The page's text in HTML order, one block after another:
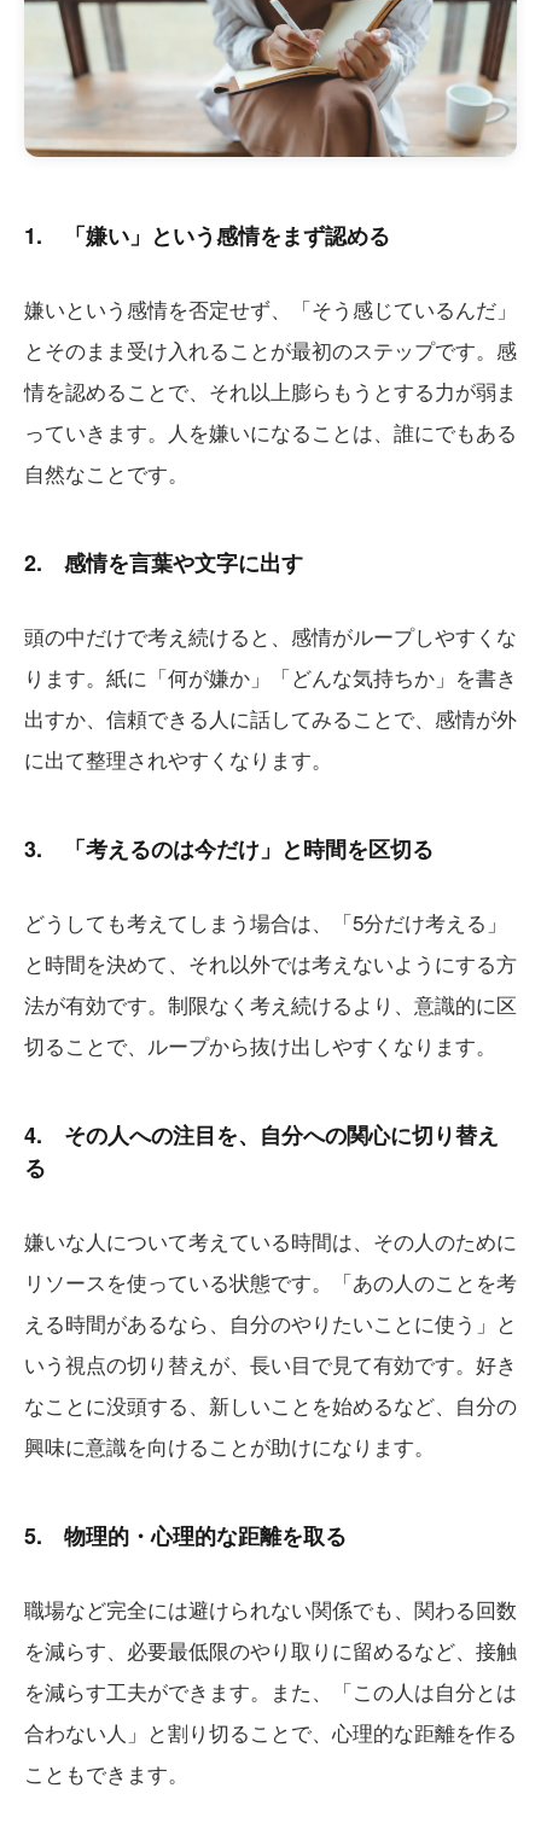
1. 「嫌い」という感情をまず認める
嫌いという感情を否定せず、「そう感じているんだ」
とそのまま受け入れることが最初のステップです。感
情を認めることで、それ以上膨らもうとする力が弱ま
っていきます。人を嫌いになることは、誰にでもある
自然なことです。
2. 感情を言葉や文字に出す
頭の中だけで考え続けると、感情がループしやすくな
ります。紙に「何が嫌か」「どんな気持ちか」を書き
出すか、信頼できる人に話してみることで、感情が外
に出て整理されやすくなります。
3. 「考えるのは今だけ」と時間を区切る
どうしても考えてしまう場合は、「5分だけ考える」
と時間を決めて、それ以外では考えないようにする方
法が有効です。制限なく考え続けるより、意識的に区
切ることで、ループから抜け出しやすくなります。
4. その人への注目を、自分への関心に切り替え
る
嫌いな人について考えている時間は、その人のために
リソースを使っている状態です。「あの人のことを考
える時間があるなら、自分のやりたいことに使う」と
いう視点の切り替えが、長い目で見て有効です。好き
なことに没頭する、新しいことを始めるなど、自分の
興味に意識を向けることが助けになります。
5. 物理的・心理的な距離を取る
職場など完全には避けられない関係でも、関わる回数
を減らす、必要最低限のやり取りに留めるなど、接触
を減らす工夫ができます。また、「この人は自分とは
合わない人」と割り切ることで、心理的な距離を作る
こともできます。